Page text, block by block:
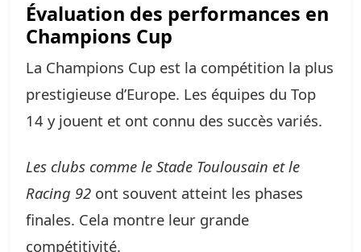
Évaluation des performances en
Champions Cup
La Champions Cup est la compétition la plus
prestigieuse d’Europe. Les équipes du Top
14 y jouent et ont connu des succès variés.
Les clubs comme le Stade Toulousain et le
Racing 92 ont souvent atteint les phases
finales. Cela montre leur grande
compétitivité.